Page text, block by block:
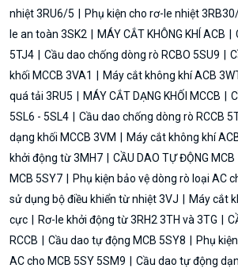
nhiệt 3RU6/5
Phụ kiện cho rơ-le nhiệt
le an toàn 3SK2
MÁY CẮT KHÔNG KHÍ ACB
5TJ4
Cầu dao chống dòng rò RCBO 5SU9
khối MCCB 3VA1
Máy cắt không khí ACB
quá tải 3RU5
MÁY CẮT DẠNG KHỐI MCCB
5SL6 - 5SL4
Cầu dao chống dòng rò RCCB
dạng khối MCCB 3VM
Máy cắt không khí
khởi động từ 3MH7
CẦU DAO TỰ ĐỘNG MCB
MCB 5SY7
Phụ kiện bảo vệ dòng rò loại AC
sử dụng bộ điều khiển từ nhiệt 3VJ
Máy cắt
cực
Rơ-le khởi động từ 3RH2 3TH và 3TG
RCCB
Cầu dao tự động MCB 5SY8
Phụ
AC cho MCB 5SY 5SM9
Cầu dao tự động